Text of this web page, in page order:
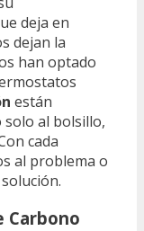
deja en
dejan la
han optado
están
solo al bolsillo,
cada
al problema o
Carbono